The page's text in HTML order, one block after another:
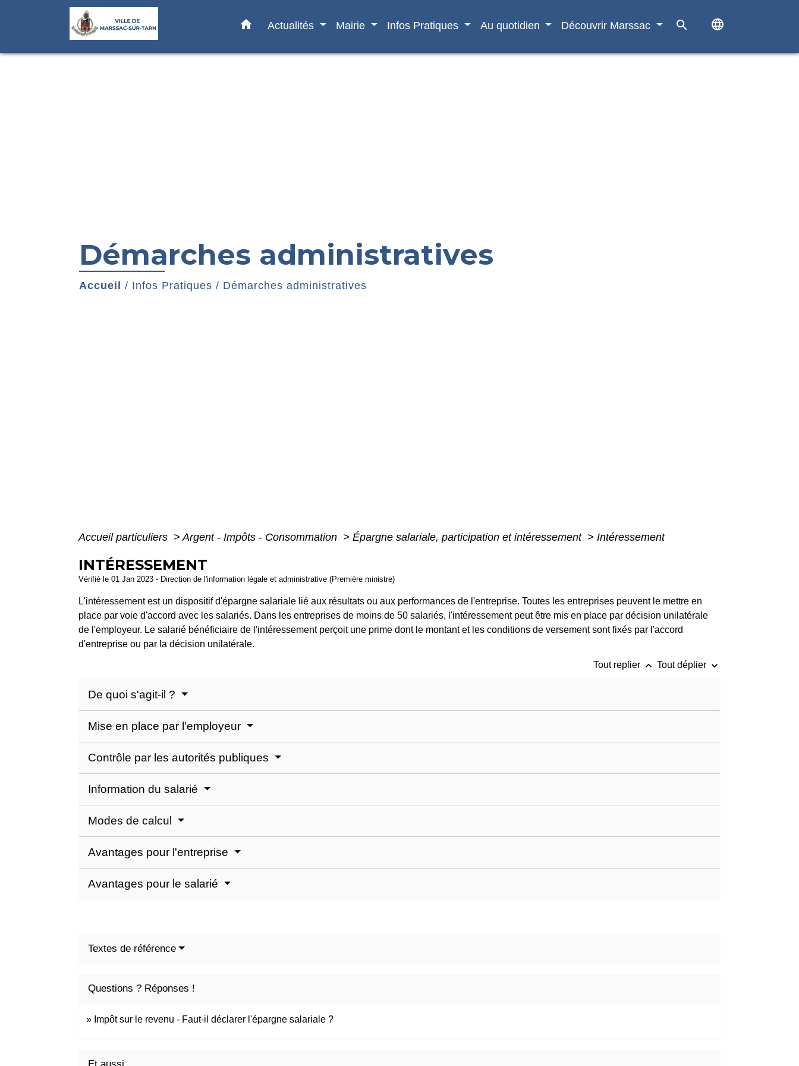
home Actualités Mairie Infos Pratiques Au quotidien Découvrir Marssac search language
Démarches administratives
Accueil / Infos Pratiques / Démarches administratives
Accueil particuliers > Argent - Impôts - Consommation > Épargne salariale, participation et intéressement > Intéressement
INTÉRESSEMENT
Vérifié le 01 Jan 2023 - Direction de l'information légale et administrative (Première ministre)
L'intéressement est un dispositif d'épargne salariale lié aux résultats ou aux performances de l'entreprise. Toutes les entreprises peuvent le mettre en
place par voie d'accord avec les salariés. Dans les entreprises de moins de 50 salariés, l'intéressement peut être mis en place par décision unilatérale
de l'employeur. Le salarié bénéficiaire de l'intéressement perçoit une prime dont le montant et les conditions de versement sont fixés par l'accord
d'entreprise ou par la décision unilatérale.
Tout replier keyboard_arrow_up Tout déplier keyboard_arrow_down
De quoi s'agit-il ?
Mise en place par l'employeur
Contrôle par les autorités publiques
Information du salarié
Modes de calcul
Avantages pour l'entreprise
Avantages pour le salarié
Textes de référence
Questions ? Réponses !
Impôt sur le revenu - Faut-il déclarer l'épargne salariale ?